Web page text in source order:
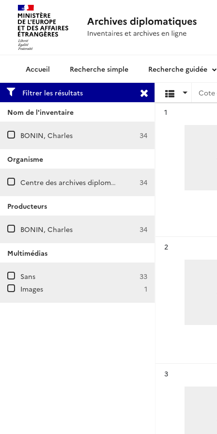
Archives diplomatiquesRecherche simple Recherche guidée
Filtrer les résultats
Nom de l'inventaire
BONIN, Charles 34
Organisme
Centre des archives diplomatiques de La Courneuve 34
Producteurs
BONIN, Charles 34
Multimédias
Sans
33
Images
1
Cote
1
2
3